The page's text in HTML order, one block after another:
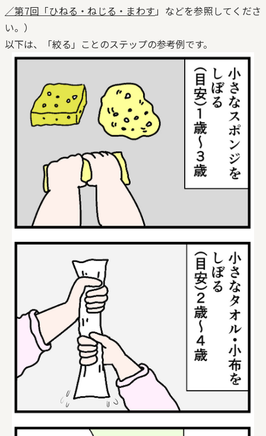
／第7回「ひねる・ねじる・まわす 」などを参照してくださ
い。）
以下は、「絞る」ことのステップの参考例です。